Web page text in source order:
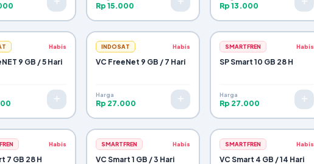
Rp 15.000 Rp 13.000
Habis
9 GB / 5 Hari
INDOSAT Habis
VC FreeNet 9 GB / 7 Hari
Harga
Rp 27.000
SMARTFREN Habis
SP Smart 10 GB 28 H
Harga
Rp 27.000
Habis
7 GB 28 H
SMARTFREN Habis
VC Smart 1 GB / 3 Hari
SMARTFREN Habis
VC Smart 4 GB / 14 Hari